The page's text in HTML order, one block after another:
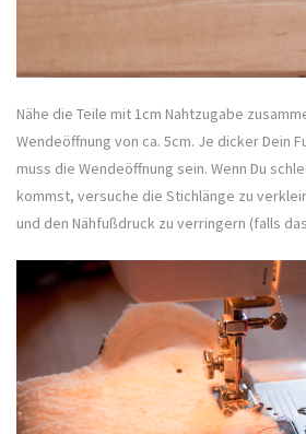
Nähe die Teile mit 1cm Nahtzugabe
Wendeöffnung von ca. 5cm. Je dicker Dein
muss die Wendeöffnung sein. Wenn Du
kommst, versuche die Stichlänge zu
und den Nähfußdruck zu verringern (falls